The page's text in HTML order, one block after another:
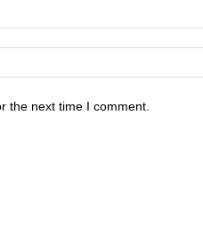
the next time I comment.